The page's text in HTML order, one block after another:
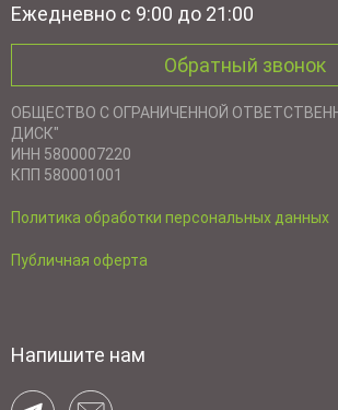
Ежедневно с 9:00 до 21:00
Обратный звонок
ОБЩЕСТВО С ОГРАНИЧЕННОЙ
ДИСК"
ИНН 5800007220
КПП 580001001
Политика обработки персональных данных
Публичная оферта
Напишите нам